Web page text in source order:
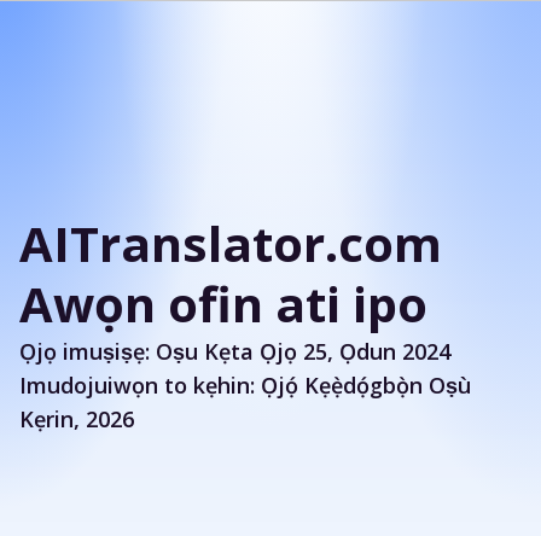
AITranslator.com
Awọn ofin ati ipo
Ọjọ imuṣiṣẹ: Oṣu Kẹta Ọjọ 25, Ọdun 2024
Imudojuiwọn to kẹhin: Ọjọ́ Kẹẹ̀dọ́gbọ̀n Oṣù
Kẹrin, 2026